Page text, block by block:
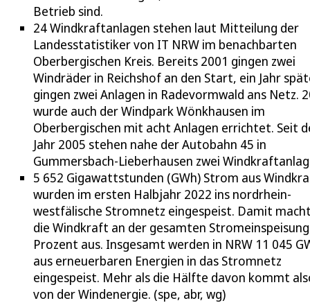
Betrieb sind.
24 Windkraftanlagen stehen laut Mitteilung der
Landesstatistiker von IT NRW im benachbarten
Oberbergischen Kreis. Bereits 2001 gingen zwei
Windräder in Reichshof an den Start, ein Jahr
gingen zwei Anlagen in Radevormwald ans Netz.
wurde auch der Windpark Wönkhausen im
Oberbergischen mit acht Anlagen errichtet. Seit
Jahr 2005 stehen nahe der Autobahn 45 in
Gummersbach-Lieberhausen zwei
5 652 Gigawattstunden (GWh) Strom aus
wurden im ersten Halbjahr 2022 ins nordrhein-
westfälische Stromnetz eingespeist. Damit
die Windkraft an der gesamten
Prozent aus. Insgesamt werden in NRW 11 045
aus erneuerbaren Energien in das Stromnetz
eingespeist. Mehr als die Hälfte davon kommt
von der Windenergie. (spe, abr, wg)